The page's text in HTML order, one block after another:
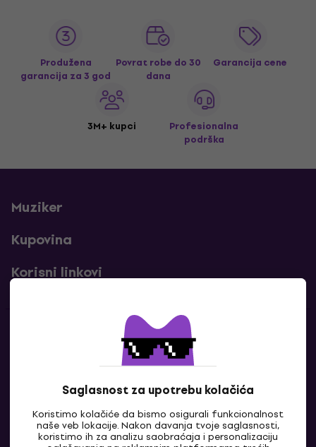
Saglasnost za upotrebu kolačića
Koristimo kolačiće da bismo osigurali funkcionalnost
naše veb lokacije. Nakon davanja tvoje saglasnosti,
koristimo ih za analizu saobraćaja i personalizaciju
Produžena
garancija za 3 god
Povrat robe do 30
dana
Garancija cene
3M+ kupci
Profesionalna
podrška
Muziker
Kupovina
Korisni linkovi
Kontakti
Kontaktiraj nas